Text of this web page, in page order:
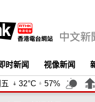
时新闻 视像新闻
32°C 57%